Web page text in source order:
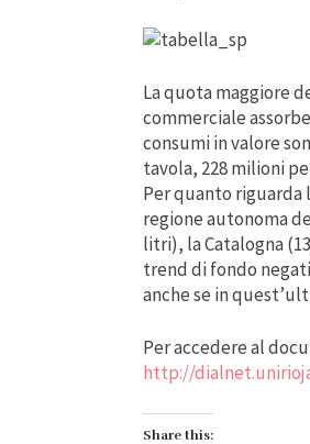
La quota maggiore
commerciale
consumi in valore
tavola, 228 milioni
Per quanto riguarda
regione autonoma
litri), la Catalogna
trend di fondo
anche se in
Per accedere al
http://
Share this: